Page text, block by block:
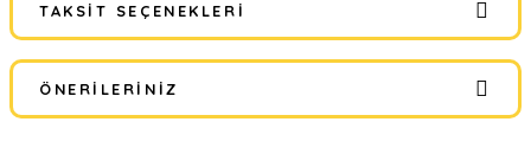
Bu ürüne ilk yorumu siz yapın!
Yorum Yaz
TAKSIT SEÇENEKLERI
ÖNERILERINIZ